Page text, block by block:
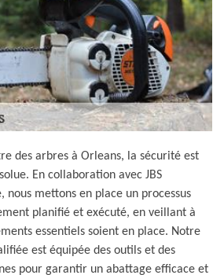
des arbres à Orleans, la sécurité est
En collaboration avec JBS
nous mettons en place un processus
planifié et exécuté, en veillant à
essentiels soient en place. Notre
est équipée des outils et des
pour garantir un abattage efficace et